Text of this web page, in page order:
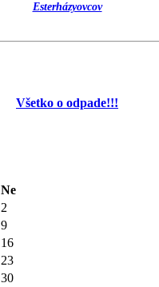
Esterházyovcov
Všetko o odpade!!!
Ne
2
9
16
23
30